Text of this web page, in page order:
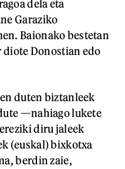
dela eta
Garaziko
Baionako bestetan
diote Donostian edo
duten biztanleek
—nahiago lukete
diru jaleek
(euskal) bixkotxa
berdin zaie,